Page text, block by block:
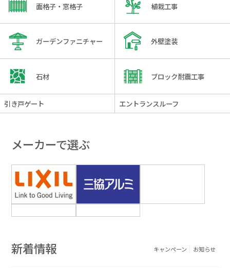
面格子・窓格子 植栽工事
ガーデンファニチャー 外壁塗装
石材 ブロック耐震工事
引き戸ゲート エントランスルーフ
メーカーで選ぶ
新着情報 キャンペーン お知らせ